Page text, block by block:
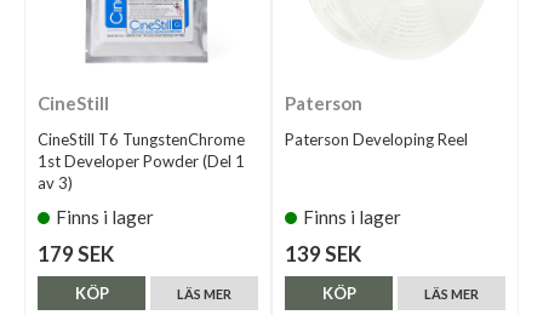
CineStill
CineStill T6 TungstenChrome
1st Developer Powder (Del 1
av 3)
Finns i lager
179 SEK
LÄS MER
KÖP
Paterson
Paterson Developing Reel
Finns i lager
139 SEK
LÄS MER
KÖP